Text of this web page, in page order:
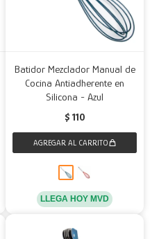
Batidor Mezclador Manual de
Cocina Antiadherente en
Silicona - Azul
$ 110
LLEGA HOY MVD